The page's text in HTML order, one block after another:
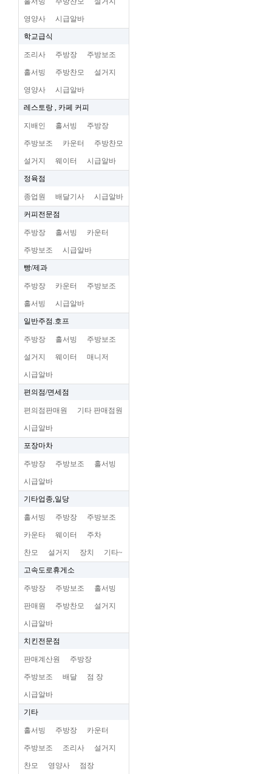
영양사 시급알바
학교급식
조리사 주방장 주방보조
홀서빙 주방찬모 설거지
영양사 시급알바
레스토랑 , 카페 커피
지배인 홀서빙 주방장
주방보조 카운터 주방찬모
설거지 웨이터 시급알바
정육점
종업원 배달기사 시급알바
커피전문점
주방장 홀서빙 카운터
주방보조 시급알바
빵/제과
주방장 카운터 주방보조
홀서빙 시급알바
일반주점.호프
주방장 홀서빙 주방보조
설거지 웨이터 매니저
시급알바
편의점/면세점
편의점판매원 기타 판매점원
시급알바
포장마차
주방장 주방보조 홀서빙
시급알바
기타업종,일당
홀서빙 주방장 주방보조
카운타 웨이터 주차
찬모 설거지 장치 기타~
고속도로휴게소
주방장 주방보조 홀서빙
판매원 주방찬모 설거지
시급알바
치킨전문점
판매계산원 주방장
주방보조 배달 점 장
시급알바
기타
홀서빙 주방장 카운터
주방보조 조리사 설거지
찬모 영양사 점장